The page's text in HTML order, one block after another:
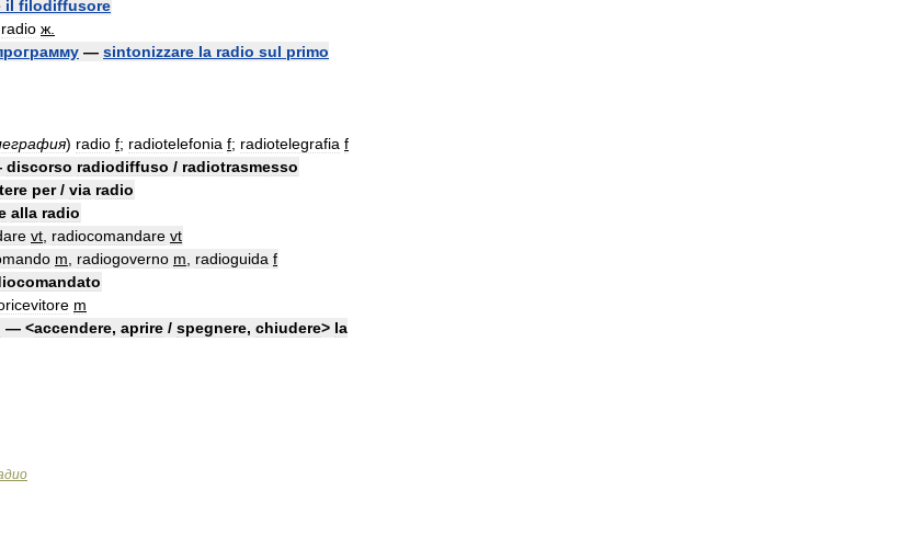
il filodiffusore
radio ж
— sintonizzare la radio sul primo
) radio f; radiotelefonia f; radiotelegrafia f
discorso radiodiffuso / radiotrasmesso
per/ via radio
alla radio
vt radiocomandare vt
m radiogoverno m radioguida f
m
— <accendere, aprire / spegnere, chiudere> la